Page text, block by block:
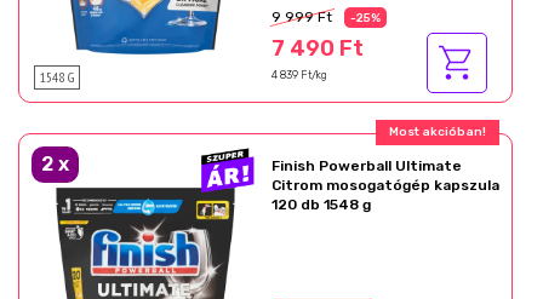
1548 G
9 999 Ft -25%
7 490 Ft
4 839 Ft/kg
Most akcióban!
2 x
Finish Powerball Ultimate
Citrom mosogatógép kapszula
120 db 1548 g